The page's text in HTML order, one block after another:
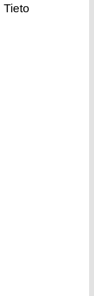
Tieto